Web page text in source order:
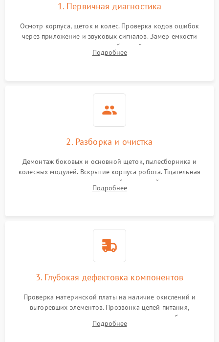
1. Первичная диагностика
Осмотр корпуса, щеток и колес. Проверка кодов ошибок
через приложение и звуковых сигналов. Замер емкости
аккумулятора и тестирование базовой станции зарядки.
Оценка работы лидара, бампера и датчиков падения для
Подробнее
2. Разборка и очистка
Демонтаж боковых и основной щеток, пылесборника и
колесных модулей. Вскрытие корпуса робота. Тщательная
очистка внутренних полостей, шестерней и плат от
скопившейся пыли, волос и шерсти животных с
Подробнее
3. Глубокая дефектовка компонентов
Проверка материнской платы на наличие окислений и
выгоревших элементов. Прозвонка цепей питания,
тестирование приводных моторов колес и турбины
всасывания. Оценка состояния оптических и инфракрасных
Подробнее